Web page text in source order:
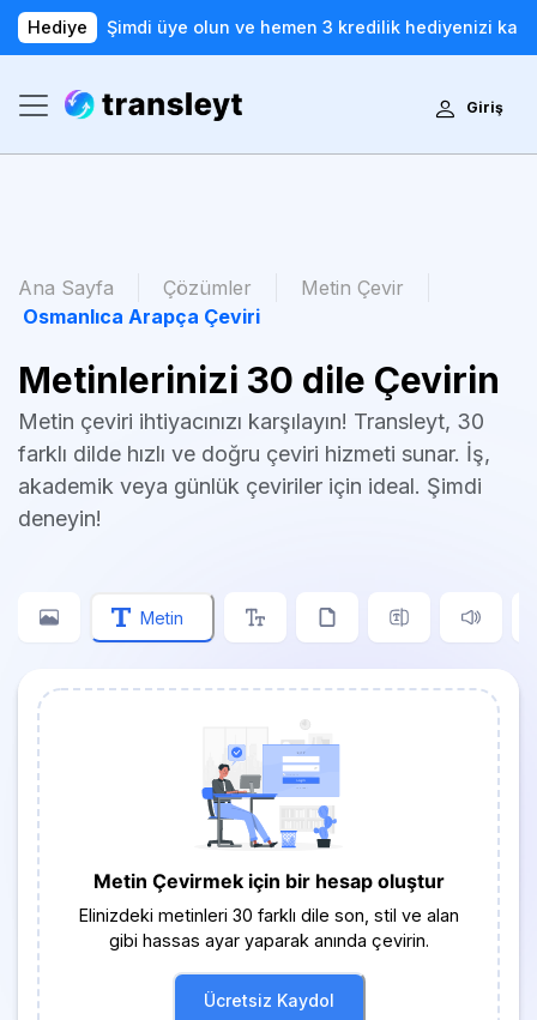
Hediye Şimdi üye olun ve hemen 3 kredilik hediyenizi
Giriş
Ana Sayfa Çözümler
Metin Çevir
Osmanlıca Arapça Çeviri
Metinlerinizi 30 dile Çevirin
Metin çeviri ihtiyacınızı karşılayın! Transleyt, 30
farklı dilde hızlı ve doğru çeviri hizmeti sunar. İş,
akademik veya günlük çeviriler için ideal. Şimdi
deneyin!
Metin
Metin Çevirmek için bir hesap oluştur
Elinizdeki metinleri 30 farklı dile son, stil ve alan
gibi hassas ayar yaparak anında çevirin.
Ücretsiz Kaydol